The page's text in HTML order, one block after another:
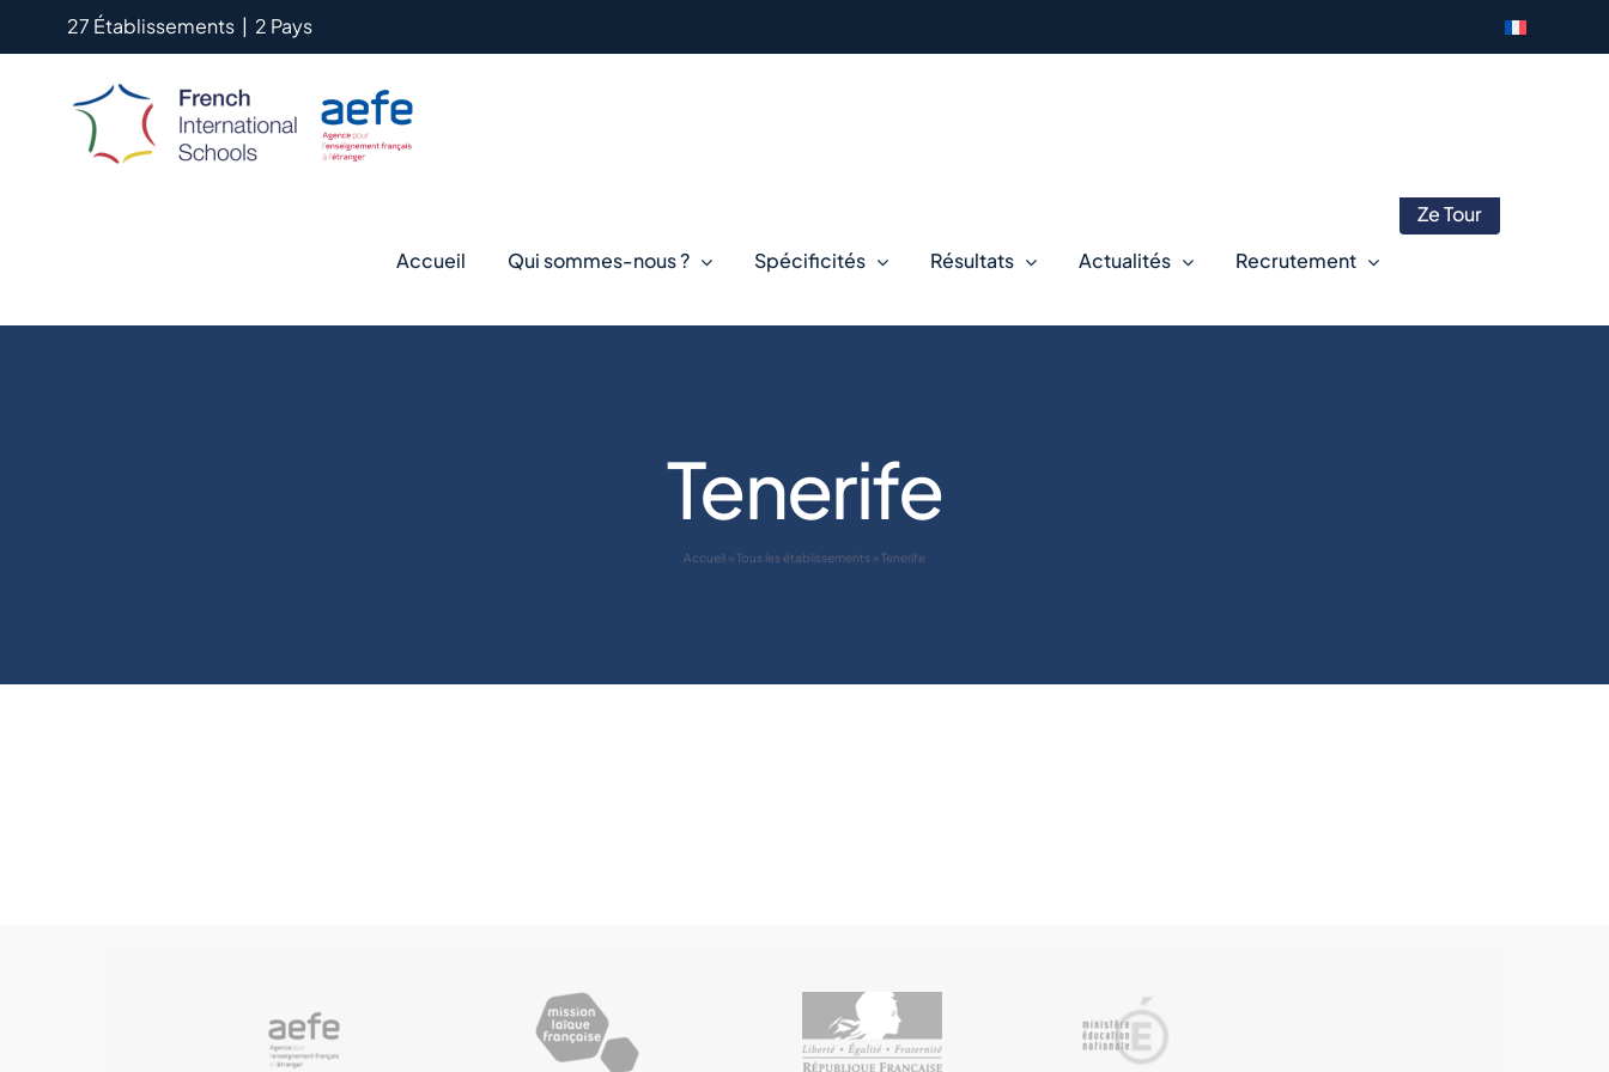
27 Établissements | 2 Pays
Accueil Qui sommes-nous ? Spécificités Résultats Actualités Recrutement
Ze Tour
Tenerife
Accueil »Tous les établissements »Tenerife